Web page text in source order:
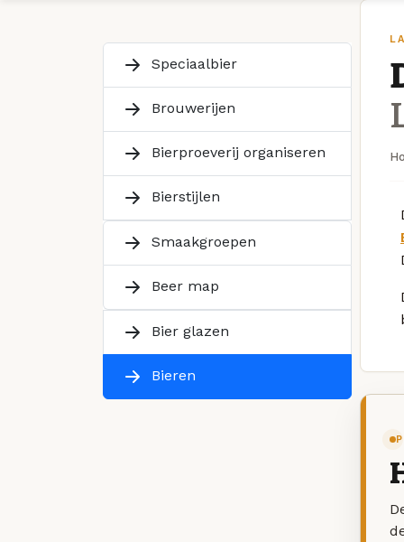
Speciaalbier
Brouwerijen
Bierproeverij organiseren
Bierstijlen
Smaakgroepen
Beer map
Bier glazen
Bieren